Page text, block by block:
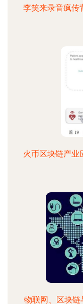
李笑来录音疯传
火币区块链产业
物联网、区块